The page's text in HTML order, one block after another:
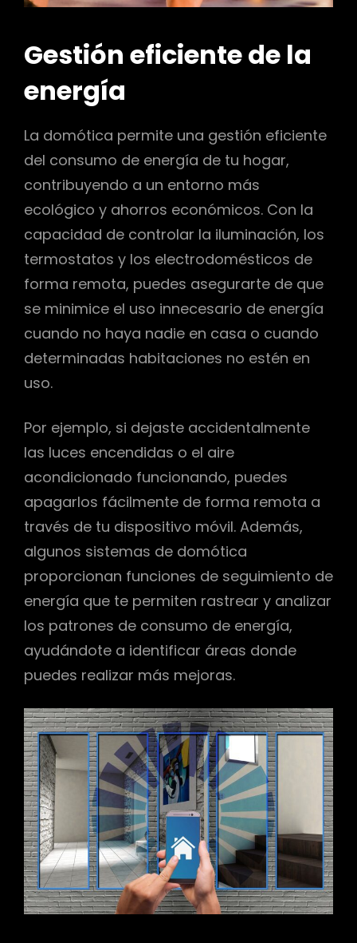
Gestión eficiente de la
energía
La domótica permite una gestión eficiente
del consumo de energía de tu hogar,
contribuyendo a un entorno más
ecológico y ahorros económicos. Con la
capacidad de controlar la iluminación, los
termostatos y los electrodomésticos de
forma remota, puedes asegurarte de que
se minimice el uso innecesario de energía
cuando no haya nadie en casa o cuando
determinadas habitaciones no estén en
uso.
Por ejemplo, si dejaste accidentalmente
las luces encendidas o el aire
acondicionado funcionando, puedes
apagarlos fácilmente de forma remota a
través de tu dispositivo móvil. Además,
algunos sistemas de domótica
proporcionan funciones de seguimiento de
energía que te permiten rastrear y analizar
los patrones de consumo de energía,
ayudándote a identificar áreas donde
puedes realizar más mejoras.